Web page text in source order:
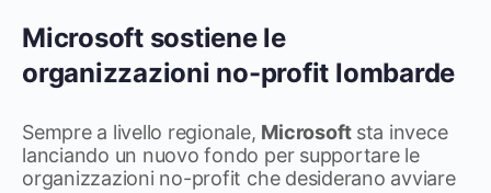
Microsoft sostiene le
organizzazioni no-profit lombarde
Sempre a livello regionale, Microsoft sta invece
lanciando un nuovo fondo per supportare le
organizzazioni no-profit che desiderano avviare